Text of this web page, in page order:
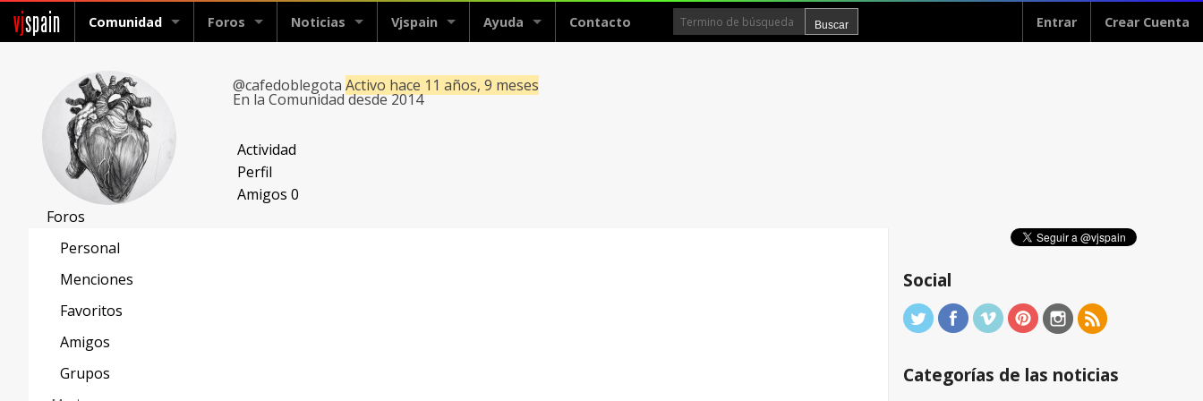
vjspain Comunidad Foros Noticias Vjspain Ayuda Contacto Entrar Crear Cuenta
@cafedoblegota Activo hace 11 años, 9 meses
En la Comunidad desde 2014
Actividad
Perfil
Amigos0
Foros
Personal
Menciones
Favoritos
Amigos
Grupos
Social
Categorías de las noticias